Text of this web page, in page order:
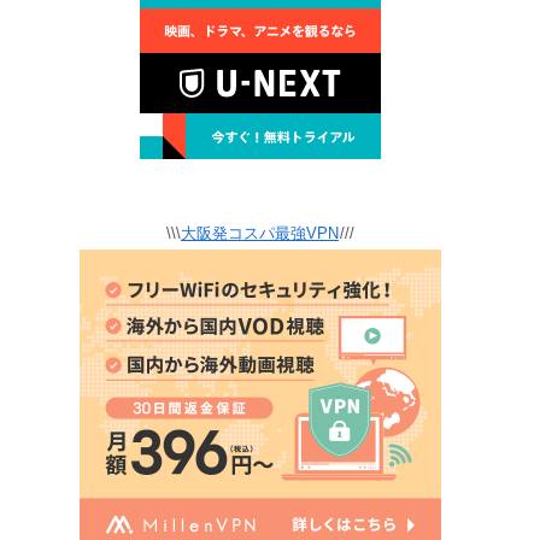
\\\大阪発コスパ最強VPN///